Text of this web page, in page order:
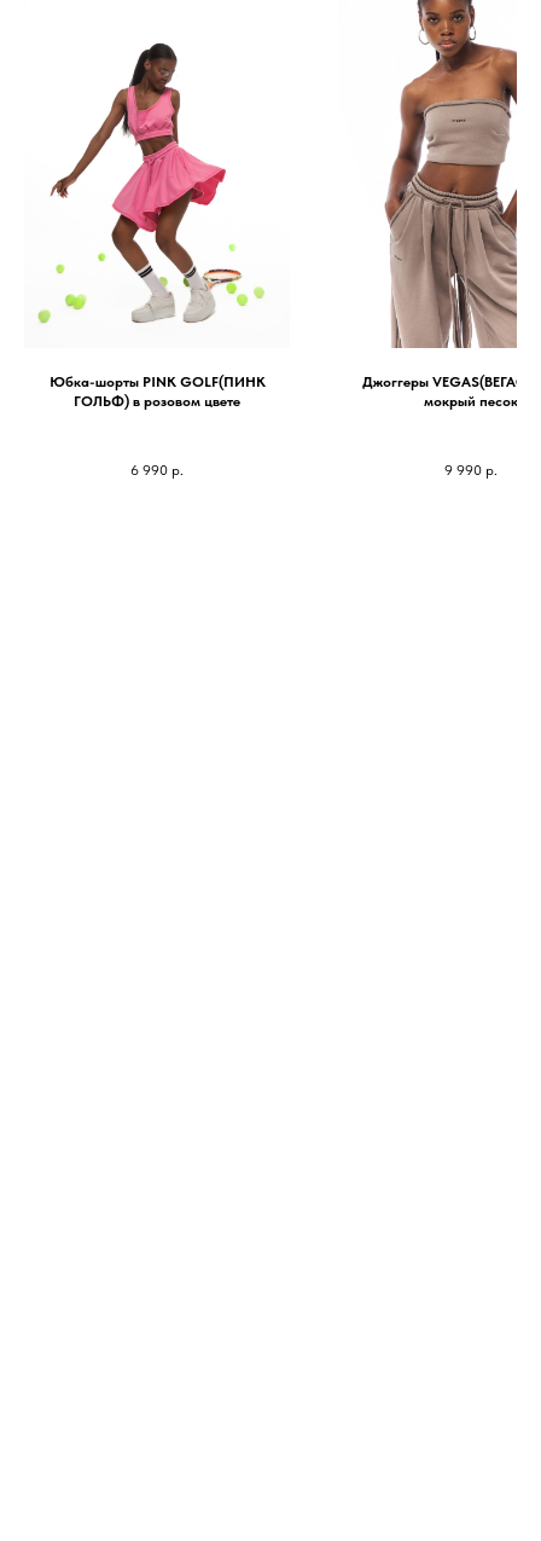
Юбка-шорты PINK GOLF(ПИНК
ГОЛЬФ) в розовом цвете
6 990 р.
Джоггеры VEGAS(ВЕГАС) в
мокрый песок
9 990 р.